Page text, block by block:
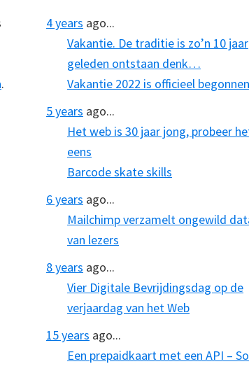
.
4 years ago...
Vakantie. De traditie is zo’n 10 jaar
geleden ontstaan denk…
Vakantie 2022 is officieel begonnen
5 years ago...
Het web is 30 jaar jong, probeer
eens
Barcode skate skills
6 years ago...
Mailchimp verzamelt ongewild
van lezers
8 years ago...
Vier Digitale Bevrijdingsdag op de
verjaardag van het Web
15 years ago...
Een prepaidkaart met een API –